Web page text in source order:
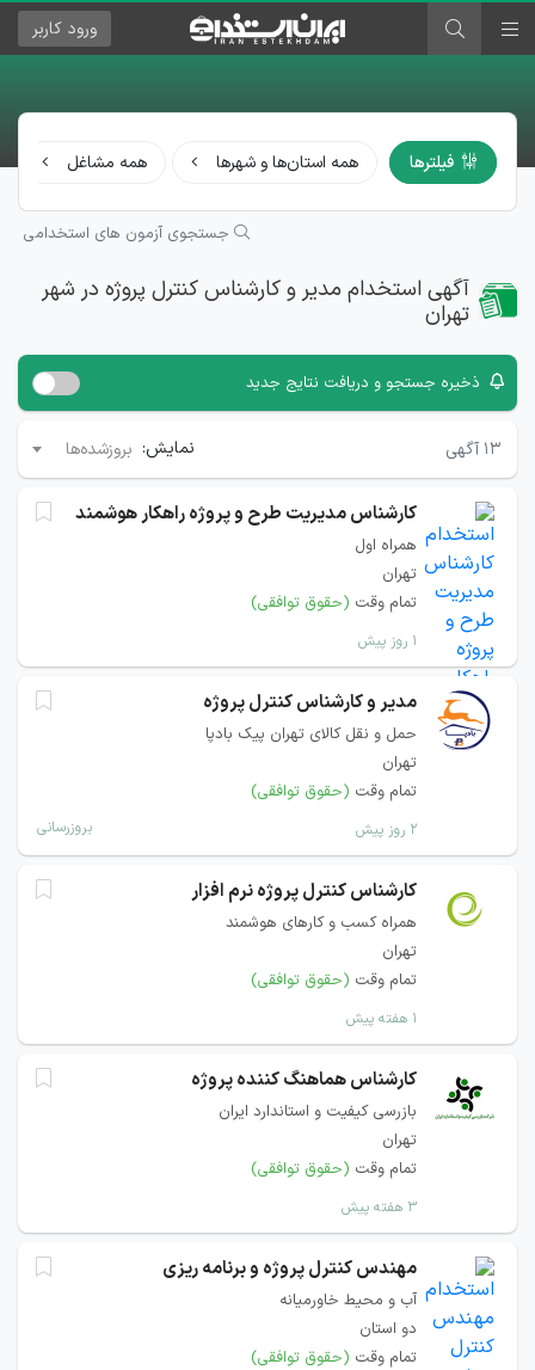
ورود کاربر
فیلترها همه استان‌ها و شهرها همه مشاغل
جستجوی آزمون های استخدامی
آگهی استخدام مدیر و کارشناس کنترل پروژه در شهر
تهران
ذخیره جستجو و دریافت نتایج جدید
۱۳ آگهی نمایش: بروزشده‌ها
کارشناس مدیریت طرح و پروژه‌ راهکار هوشمند
همراه اول
تهران
تمام وقت (حقوق توافقی)
۱ روز پیش
مدیر و کارشناس کنترل پروژه
حمل و نقل کالای تهران پیک بادپا
تهران
تمام وقت (حقوق توافقی)
۲ روز پیش بروزرسانی
کارشناس کنترل پروژه نرم افزار
همراه کسب و کارهای هوشمند
تهران
تمام وقت (حقوق توافقی)
۱ هفته پیش
کارشناس هماهنگ کننده پروژه
بازرسی کیفیت و استاندارد ایران
تهران
تمام وقت (حقوق توافقی)
۳ هفته پیش
مهندس کنترل پروژه و برنامه ریزی
آب و محیط خاورمیانه
دو استان
تمام وقت (حقوق توافقی)